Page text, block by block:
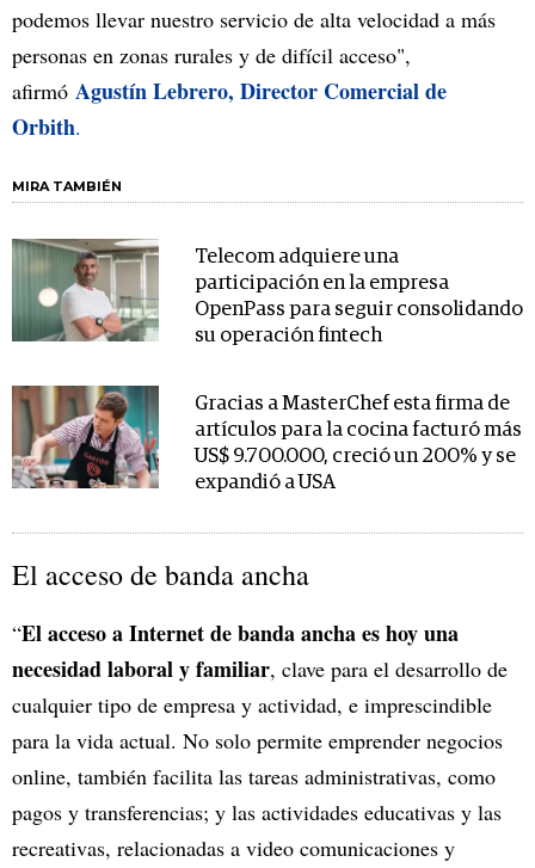
podemos llevar nuestro servicio de alta velocidad a más
personas en zonas rurales y de difícil acceso",
afirmó Agustín Lebrero, Director Comercial de
Orbith.
MIRA TAMBIÉN
Telecom adquiere una
participación en la empresa
OpenPass para seguir consolidando
su operación fintech
Gracias a MasterChef esta firma de
artículos para la cocina facturó más
US$ 9.700.000, creció un 200% y se
expandió a USA
El acceso de banda ancha
“El acceso a Internet de banda ancha es hoy una
necesidad laboral y familiar, clave para el desarrollo de
cualquier tipo de empresa y actividad, e imprescindible
para la vida actual. No solo permite emprender negocios
online, también facilita las tareas administrativas, como
pagos y transferencias; y las actividades educativas y las
recreativas, relacionadas a video comunicaciones y